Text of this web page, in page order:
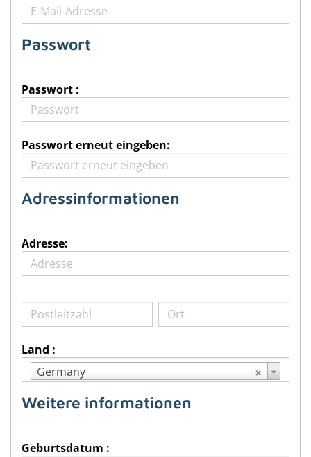
Passwort
Passwort :
Passwort erneut eingeben:
Adressinformationen
Adresse:
Land :
Germany
Weitere informationen
Geburtsdatum :